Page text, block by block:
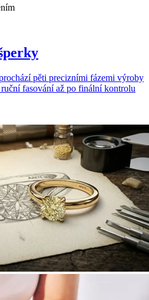
pěti precizními fázemi výroby
fasování až po finální kontrolu